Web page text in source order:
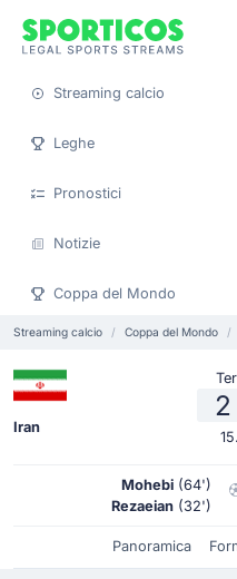
Streaming calcio
Leghe
Pronostici
Notizie
Coppa del Mondo
Streaming calcio Coppa del Mondo
Iran
2
Mohebi (64')
Rezaeian (32')
Panoramica